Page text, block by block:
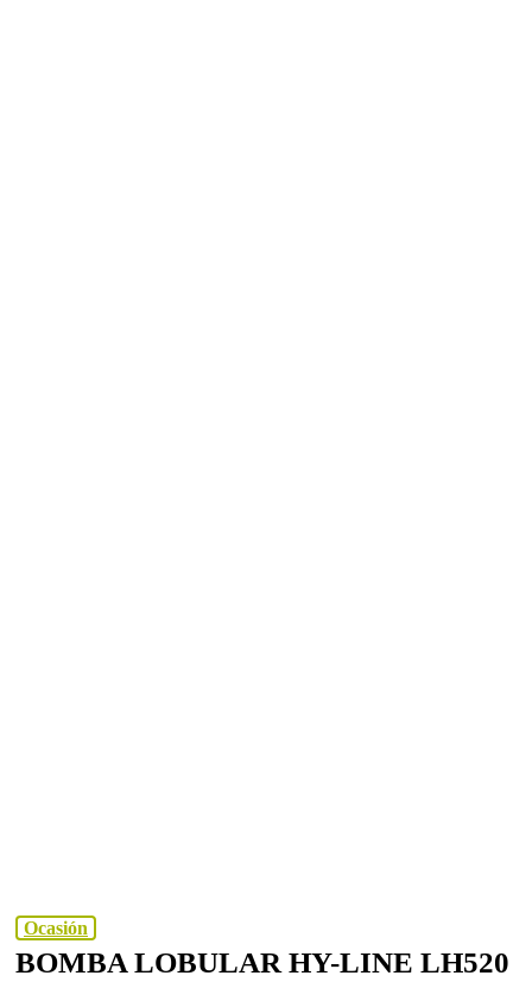
Ocasión
BOMBA LOBULAR HY-LINE LH520